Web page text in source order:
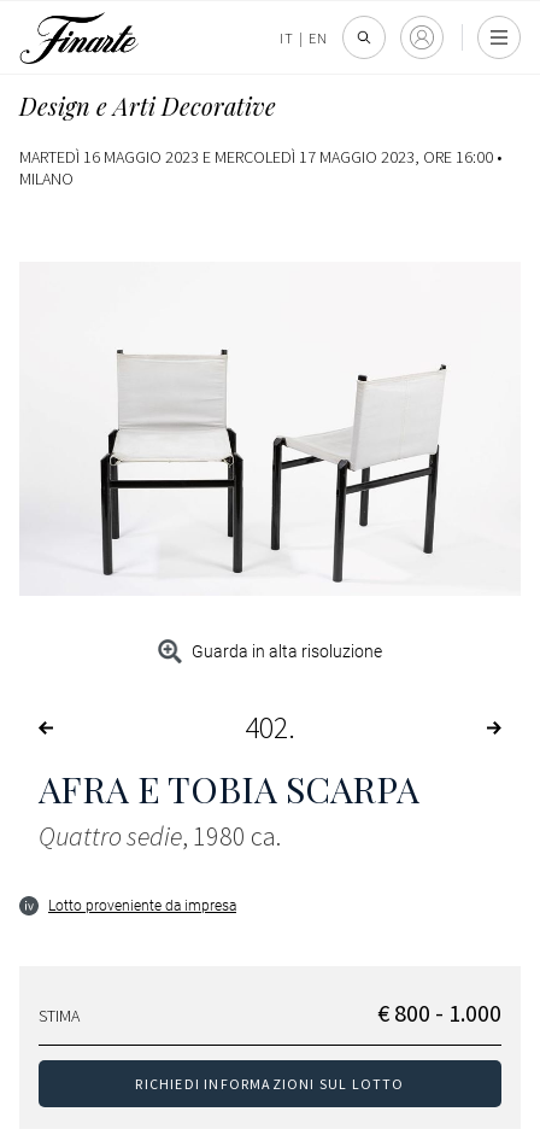
IT | EN
Design e Arti Decorative
MARTEDÌ 16 MAGGIO 2023 E MERCOLEDÌ 17 MAGGIO 2023, ORE 16:00 •
MILANO
Guarda in alta risoluzione
402
AFRA E TOBIA SCARPA
Quattro sedie, 1980 ca.
Lotto proveniente da impresa
STIMA € 800 - 1.000
RICHIEDI INFORMAZIONI SUL LOTTO